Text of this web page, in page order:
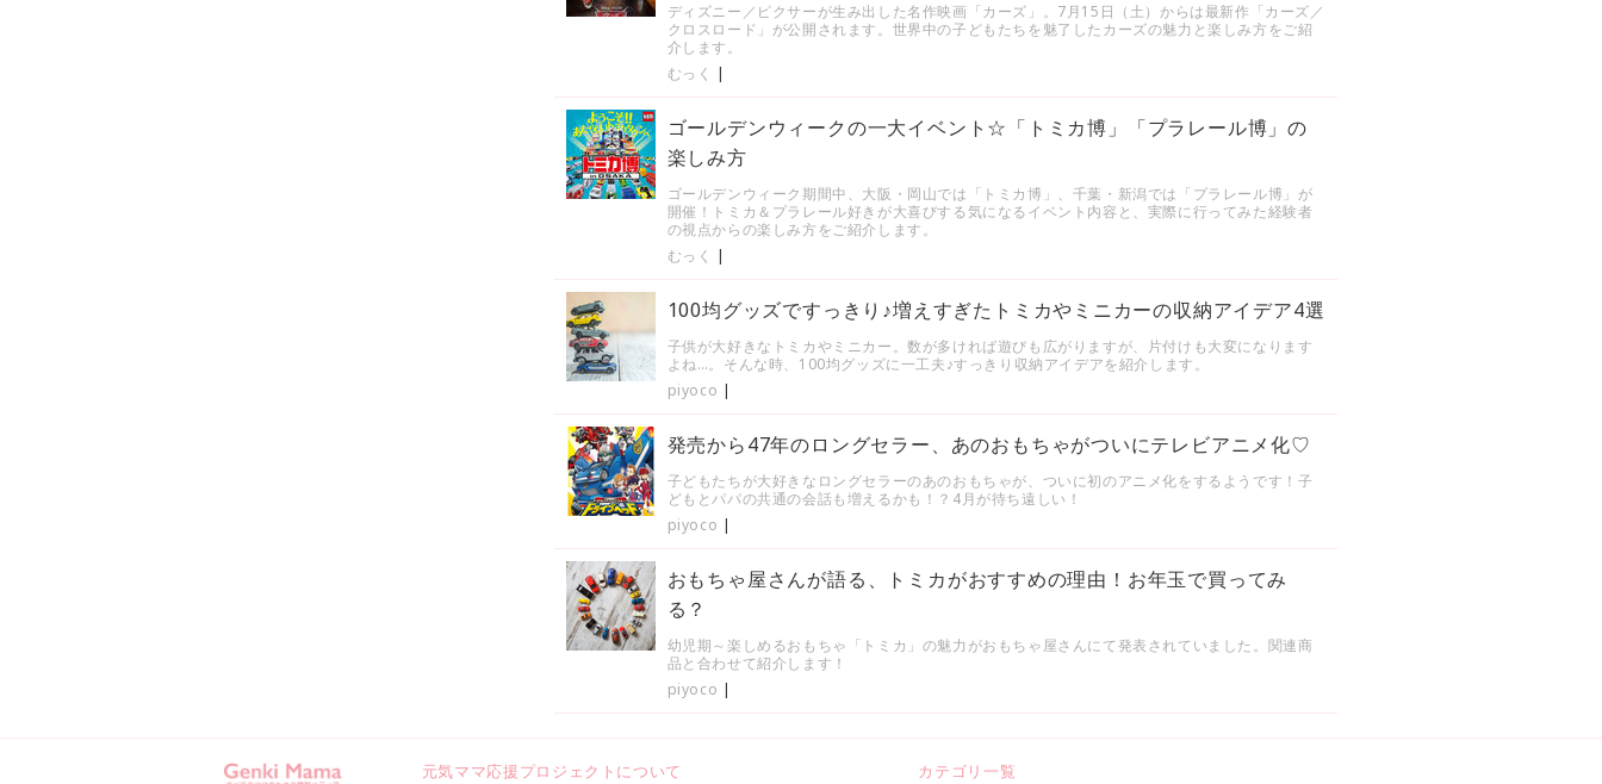
ディズニー／ピクサーが生み出した名作映画「カーズ」。7月15日（土）からは最新作「カーズ／
クロスロード」が公開されます。世界中の子どもたちを魅了したカーズの魅力と楽しみ方をご紹
介します。
むっく |
ゴールデンウィークの一大イベント☆「トミカ博」「プラレール博」の
楽しみ方
ゴールデンウィーク期間中、大阪・岡山では「トミカ博」、千葉・新潟では「プラレール博」が
開催！トミカ＆プラレール好きが大喜びする気になるイベント内容と、実際に行ってみた経験者
の視点からの楽しみ方をご紹介します。
むっく |
100均グッズですっきり♪増えすぎたトミカやミニカーの収納アイデア4選
子供が大好きなトミカやミニカー。数が多ければ遊びも広がりますが、片付けも大変になります
よね…。そんな時、100均グッズに一工夫♪すっきり収納アイデアを紹介します。
piyoco |
発売から47年のロングセラー、あのおもちゃがついにテレビアニメ化♡
子どもたちが大好きなロングセラーのあのおもちゃが、ついに初のアニメ化をするようです！子
どもとパパの共通の会話も増えるかも！？4月が待ち遠しい！
piyoco |
おもちゃ屋さんが語る、トミカがおすすめの理由！お年玉で買ってみ
る？
幼児期～楽しめるおもちゃ「トミカ」の魅力がおもちゃ屋さんにて発表されていました。関連商
品と合わせて紹介します！
piyoco |
元気ママ応援プロジェクトについて カテゴリ一覧